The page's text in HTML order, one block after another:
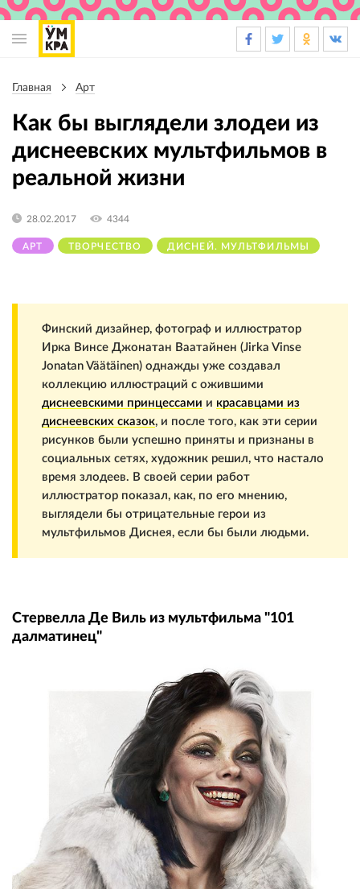
навигации
Главная Арт
Как бы выглядели злодеи из
диснеевских мультфильмов в
реальной жизни
АРТ ТВОРЧЕСТВО ДИСНЕЙ. МУЛЬТФИЛЬМЫ
28.02.2017 4344
Финский дизайнер, фотограф и иллюстратор
Ирка Винсе Джонатан Ваатайнен (Jirka Vinse
Jonatan Väätäinen) однажды уже создавал
коллекцию иллюстраций с ожившими
диснеевскими принцессами и красавцами из
диснеевских сказок, и после того, как эти серии
рисунков были успешно приняты и признаны в
социальных сетях, художник решил, что настало
время злодеев. В своей серии работ
иллюстратор показал, как, по его мнению,
выглядели бы отрицательные герои из
мультфильмов Диснея, если бы были людьми.
Стервелла Де Виль из мультфильма "101
далматинец"